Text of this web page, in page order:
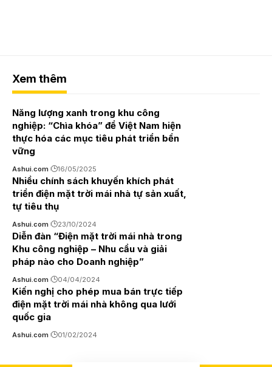
Xem thêm
Năng lượng xanh trong khu công
nghiệp: “Chìa khóa” để Việt Nam hiện
thực hóa các mục tiêu phát triển bền
vững
Ashui.com 16/05/2025
Nhiều chính sách khuyến khích phát
triển điện mặt trời mái nhà tự sản xuất,
tự tiêu thụ
Ashui.com 23/10/2024
Diễn đàn “Điện mặt trời mái nhà trong
Khu công nghiệp – Nhu cầu và giải
pháp nào cho Doanh nghiệp”
Ashui.com 04/04/2024
Kiến nghị cho phép mua bán trực tiếp
điện mặt trời mái nhà không qua lưới
quốc gia
Ashui.com 01/02/2024